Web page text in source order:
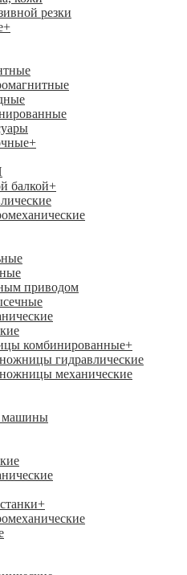
резки
+
+
балкой+
приводом
комбинированные+
гидравлические
механические
машины
+